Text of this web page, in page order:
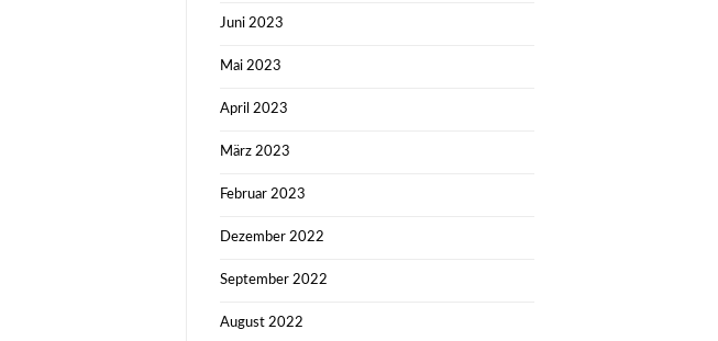
Juni 2023
Mai 2023
April 2023
März 2023
Februar 2023
Dezember 2022
September 2022
August 2022